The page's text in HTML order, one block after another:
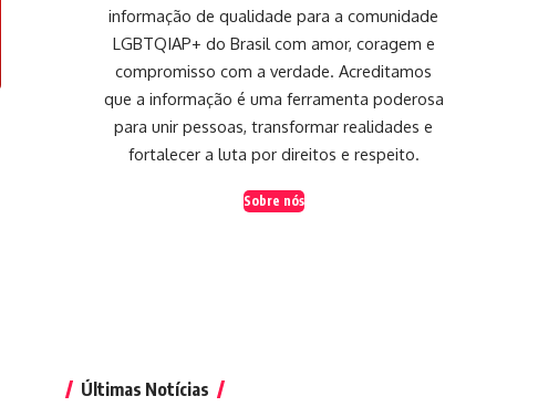
informação de qualidade para a comunidade
LGBTQIAP+ do Brasil com amor, coragem e
compromisso com a verdade. Acreditamos
que a informação é uma ferramenta poderosa
para unir pessoas, transformar realidades e
fortalecer a luta por direitos e respeito.
Sobre nós
Últimas Notícias